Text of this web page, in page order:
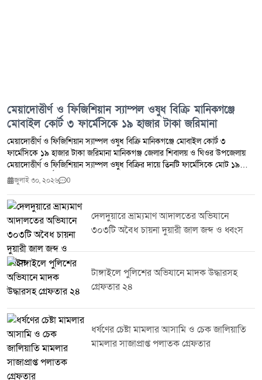
মেয়াদোত্তীর্ণ ও ফিজিশিয়ান স্যাম্পল ওষুধ বিক্রি মানিকগঞ্জে
মোবাইল কোর্ট ৩ ফার্মেসিকে ১৯ হাজার টাকা জরিমানা
মেয়াদোত্তীর্ণ ও ফিজিশিয়ান স্যাম্পল ওষুধ বিক্রি মানিকগঞ্জে মোবাইল কোর্ট ৩
ফার্মেসিকে ১৯ হাজার টাকা জরিমানা মানিকগঞ্জ জেলার শিবালয় ও ঘিওর উপজেলায়
মেয়াদোত্তীর্ণ ও ফিজিশিয়ান স্যাম্পল ওষুধ বিক্রির দায়ে তিনটি ফার্মেসিকে মোট ১৯
হাজার টাকা অর্থদণ্ড প্রদান করেছে ভ্রাম্যমাণ আদালত।মঙ্গলবার (২৮ জুলাই ২০২৬)
ঔষধ প্রশাসন জেলা কার্যালয় মানিকগঞ্জ এবং জেলা প্রশাসন মানিকগঞ্জের সমন্বয়ে
শিবালয় ও ঘিওর উপজেলার মোট পাঁচটি ফার্মেসিতে মোবাইল কোর্ট পরিচালিত হয়।
অভিযান চলাকালে মেয়াদোত্তীর্ণ ওষুধ সংরক্ষণ ও বিক্রি এবং ফিজিশিয়ান স্যাম্পল বিক্রির
প্রমাণ পাওয়ায় ঔষধ ও কসমেটিক আইন ২০২৩-এর ৪০(খ) ও ৪০(গ) ধারায় তিনটি
ফার্মেসিকে সর্বমোট ১৯,০০০ (উনিশ হাজার) টাকা অর্থদণ্ড করা হয়।সংশ্লিষ্ট কর্তৃপক্ষ
জানিয়েছে, জনস্বাস্থ্য সুরক্ষা এবং নিরাপদ ওষুধ সরবরাহ নিশ্চিত করতে এ ধরনের
অভিযান ভবিষ্যতেও নিয়মিতভাবে অব্যাহত থাকবে।
জুলাই ৩০, ২০২৬ 0
দেলদুয়ারে ভ্রাম্যমাণ আদালতের অভিযানে
৩০৩টি অবৈধ চায়না দুয়ারী জাল জব্দ ও ধ্বংস
টাঙ্গাইলে পুলিশের অভিযানে মাদক উদ্ধারসহ
গ্রেফতার ২৪
ধর্ষণের চেষ্টা মামলার আসামি ও চেক জালিয়াতি
মামলার সাজাপ্রাপ্ত পলাতক গ্রেফতার